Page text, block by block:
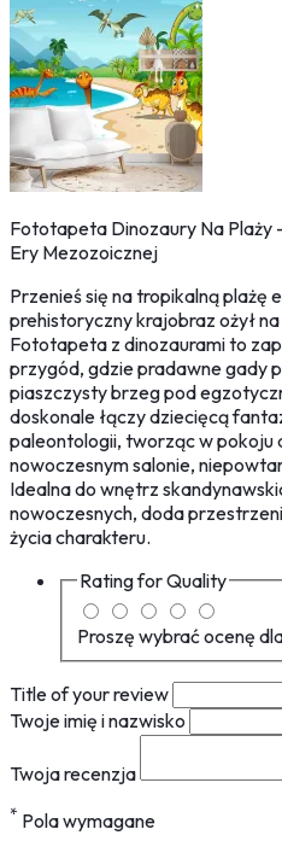
Fototapeta Dinozaury Na Plaży
Ery Mezozoicznej
Przenieś się na tropikalną plażę
prehistoryczny krajobraz ożył
Fototapeta z dinozaurami to
przygód, gdzie pradawne gady
piaszczysty brzeg pod
doskonale łączy dziecięcą
paleontologii, tworząc w pokoju
nowoczesnym salonie,
Idealna do wnętrz
nowoczesnych, doda
życia charakteru.
Rating forQuality
Proszę wybrać ocenę
Title of your review
Twoje imię i nazwisko
Twoja recenzja
* Pola wymagane